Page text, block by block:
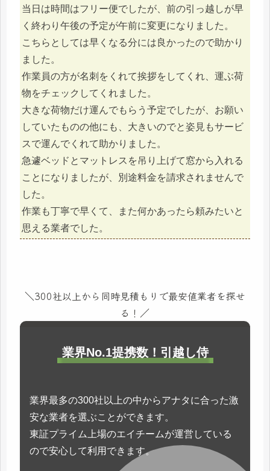
当日は時間はフリー便でしたが、前の引っ越しが早
く終わり午後の予定が午前に変更になりました。
こちらとしては早くなる分には良かったので助かり
ました。
作業員の方が名刺をくれて挨拶をしてくれ、運ぶ荷
物をチェックしてくれました。
大きな荷物だけ運んでもらう予定でしたが、お願い
していたものの他にも、大きいのでと姿見もサービ
スで運んでくれて助かりました。
急遽ベッドとマットレスを吊り上げて窓から入れる
ことになりましたが、別途料金を請求されませんで
した。
作業も丁寧で早くて、また何かあったら頼みたいと
思える業者でした。
＼300社以上から同時見積もりで最安値業者を探せ
る！／
業界No.1提携数！引越し侍
業界最多の300社以上の中からアナタに合った激
安な業者を選ぶことができます。
東証プライム上場のエイチームが運営している
ので安心して利用できます。